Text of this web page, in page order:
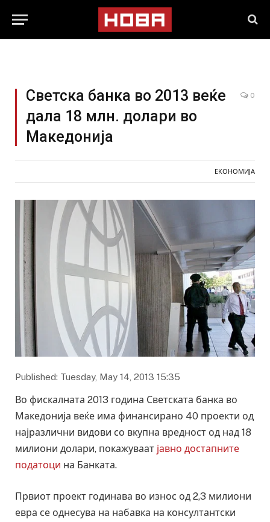
Светска банка во 2013 веќе
дала 18 млн. долари во
Македонија
0
ЕКОНОМИЈА
Published: Tuesday, May 14, 2013 15:35
Во фискалната 2013 година Светската банка во
Македонија веќе има финансирано 40 проекти од
најразлични видови со вкупна вредност од над 18
милиони долари, покажуваат јавно достапните
податоци на Банката.
Првиот проект годинава во износ од 2,3 милиони
евра се однесува на набавка на консултантски